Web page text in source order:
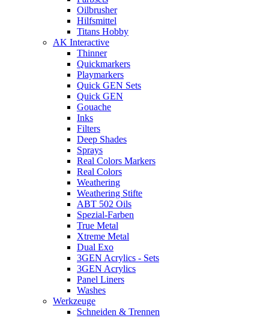
Oilbrusher
Hilfsmittel
Titans Hobby
AK Interactive
Thinner
Quickmarkers
Playmarkers
Quick GEN Sets
Quick GEN
Gouache
Inks
Filters
Deep Shades
Sprays
Real Colors Markers
Real Colors
Weathering
Weathering Stifte
ABT 502 Oils
Spezial-Farben
True Metal
Xtreme Metal
Dual Exo
3GEN Acrylics - Sets
3GEN Acrylics
Panel Liners
Washes
Werkzeuge
Schneiden & Trennen